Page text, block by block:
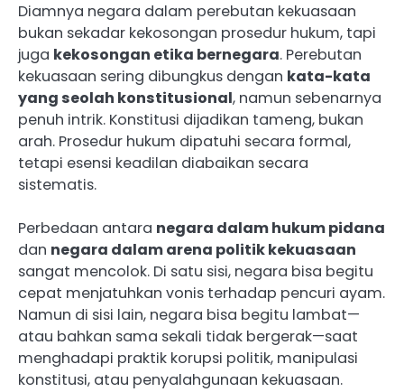
Diamnya negara dalam perebutan kekuasaan
bukan sekadar kekosongan prosedur hukum, tapi
juga kekosongan etika bernegara. Perebutan
kekuasaan sering dibungkus dengan kata-kata
yang seolah konstitusional, namun sebenarnya
penuh intrik. Konstitusi dijadikan tameng, bukan
arah. Prosedur hukum dipatuhi secara formal,
tetapi esensi keadilan diabaikan secara
sistematis.
Perbedaan antara negara dalam hukum pidana
dan negara dalam arena politik kekuasaan
sangat mencolok. Di satu sisi, negara bisa begitu
cepat menjatuhkan vonis terhadap pencuri ayam.
Namun di sisi lain, negara bisa begitu lambat—
atau bahkan sama sekali tidak bergerak—saat
menghadapi praktik korupsi politik, manipulasi
konstitusi, atau penyalahgunaan kekuasaan.